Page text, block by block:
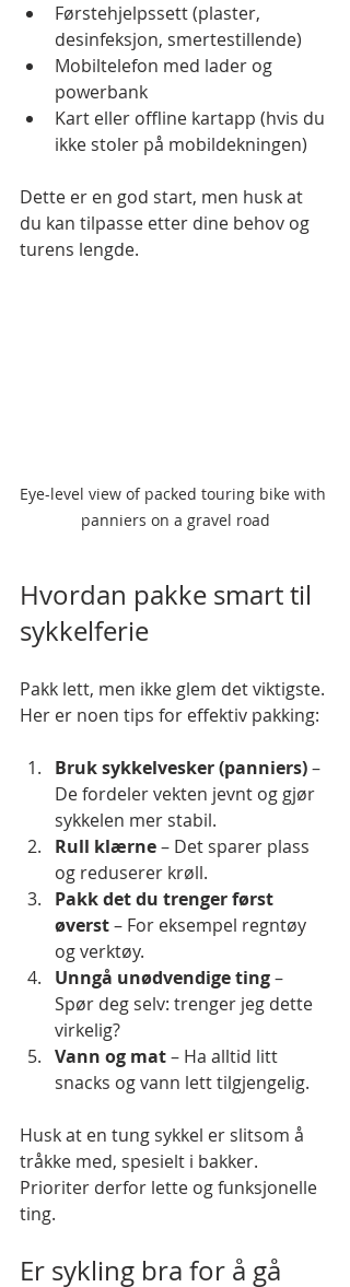
Førstehjelpssett (plaster,
desinfeksjon, smertestillende)
Mobiltelefon med lader og
powerbank
Kart eller offline kartapp (hvis du
ikke stoler på mobildekningen)
Dette er en god start, men husk at
du kan tilpasse etter dine behov og
turens lengde.
Eye-level view of packed touring bike with
panniers on a gravel road
Hvordan pakke smart til
sykkelferie
Pakk lett, men ikke glem det viktigste.
Her er noen tips for effektiv pakking:
Bruk sykkelvesker (panniers) –
De fordeler vekten jevnt og gjør
sykkelen mer stabil.
Rull klærne – Det sparer plass
og reduserer krøll.
Pakk det du trenger først
øverst – For eksempel regntøy
og verktøy.
Unngå unødvendige ting –
Spør deg selv: trenger jeg dette
virkelig?
Vann og mat – Ha alltid litt
snacks og vann lett tilgjengelig.
Husk at en tung sykkel er slitsom å
tråkke med, spesielt i bakker.
Prioriter derfor lette og funksjonelle
ting.
Er sykling bra for å gå